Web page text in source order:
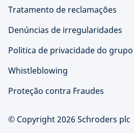
Tratamento de reclamações
Denúncias de irregularidades
Politica de privacidade do
Whistleblowing
Proteção contra Fraudes
© Copyright 2026 Schroders plc